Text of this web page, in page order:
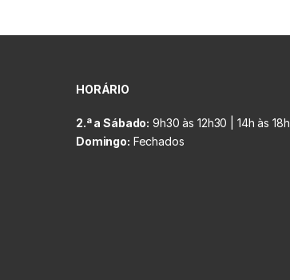
HORÁRIO
2.ª a Sábado: 9h30 às 12h30 | 14h às 18h
Domingo: Fechados